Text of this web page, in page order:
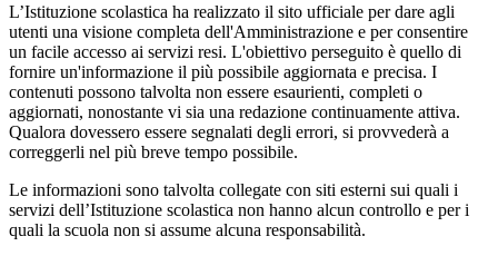
L’Istituzione scolastica ha realizzato il sito ufficiale per dare agli
utenti una visione completa dell'Amministrazione e per consentire
un facile accesso ai servizi resi. L'obiettivo perseguito è quello di
fornire un'informazione il più possibile aggiornata e precisa. I
contenuti possono talvolta non essere esaurienti, completi o
aggiornati, nonostante vi sia una redazione continuamente attiva.
Qualora dovessero essere segnalati degli errori, si provvederà a
correggerli nel più breve tempo possibile.
Le informazioni sono talvolta collegate con siti esterni sui quali i
servizi dell’Istituzione scolastica non hanno alcun controllo e per i
quali la scuola non si assume alcuna responsabilità.